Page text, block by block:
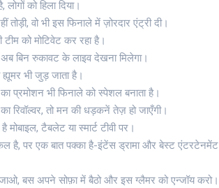
को हिला दिया।
वो भी इस फिनाले में ज़ोरदार एंट्री दी।
को मोटिवेट कर रहा है।
बिन रुकावट के लाइव देखना मिलेगा।
भी जुड़ जाता है।
प्रमोशन भी फिनाले को स्पेशल बनाता है।
रिवॉल्वर, तो मन की धड़कनें तेज़ हो जाएँगी।
टैबलेट या स्मार्ट टीवी पर।
है, पर एक बात पक्का है-इंटेंस ड्रामा और बेस्ट एंटरटेनमेंट
बस अपने सोफ़ा में बैठो और इस ग्लैमर को एन्जॉय करो।